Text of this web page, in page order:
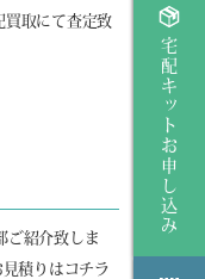
買取にて査定致
ご紹介致しま
積りはコチラ
宅配キットお申し込み